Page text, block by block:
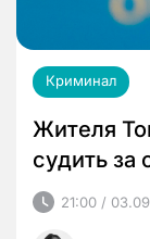
Криминал
Жителя
судить за
21:00 /